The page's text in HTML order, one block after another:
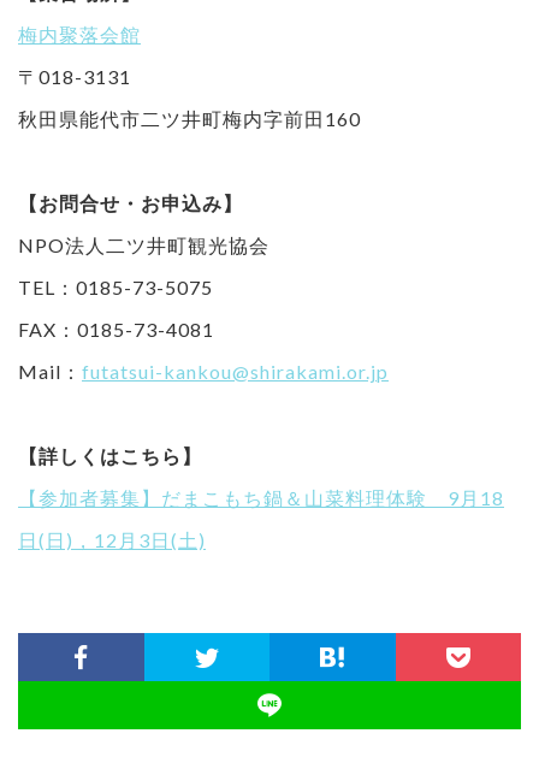
梅内聚落会館
〒018-3131
秋田県能代市二ツ井町梅内字前田160
【お問合せ・お申込み】
NPO法人二ツ井町観光協会
TEL：0185-73-5075
FAX：0185-73-4081
Mail： futatsui-kankou@shirakami.or.jp
【詳しくはこちら】
【参加者募集】だまこもち鍋＆山菜料理体験 9月18
日(日)，12月3日(土)